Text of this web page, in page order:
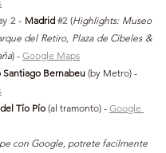
2 - Madrid #2 (Highlights: Museo
del Retiro, Plaza de Cibeles &
) - Google Maps
Santiago Bernabeu (by Metro) -
Tío Pío (al tramonto) - Google
con Google, potrete facilmente